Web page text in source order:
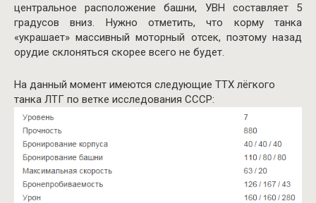
центральное расположение башни, УВН составляет 5
градусов вниз. Нужно отметить, что корму танка
«украшает» массивный моторный отсек, поэтому назад
орудие склоняться скорее всего не будет.
На данный момент имеются следующие ТТХ лёгкого
танка ЛТГ по ветке исследования СССР: